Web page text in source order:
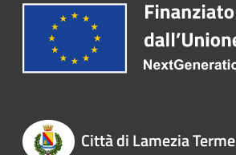
Città di Lamezia Terme